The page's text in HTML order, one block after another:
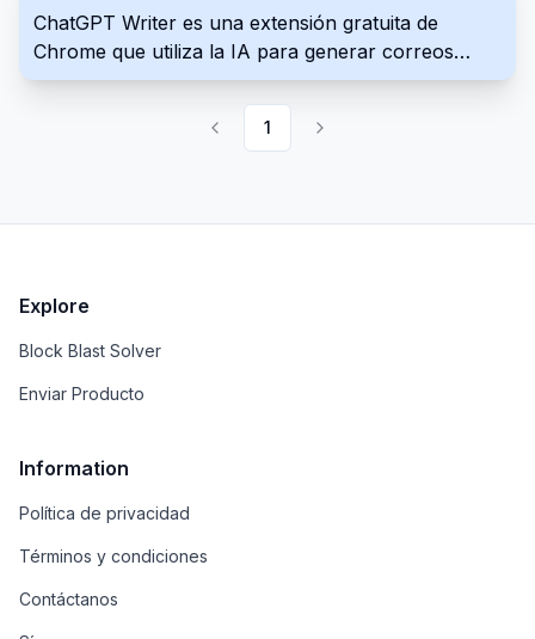
ChatGPT Writer es una extensión gratuita de
Chrome que utiliza la IA para generar correos
electrónicos y respuestas dentro de Gmail. Admite
varios idiomas y prioriza la privacidad del usuario al
no almacenar correos electrónicos ni datos
1
Explore
Block Blast Solver
Enviar Producto
Information
Política de privacidad
Términos y condiciones
Contáctanos